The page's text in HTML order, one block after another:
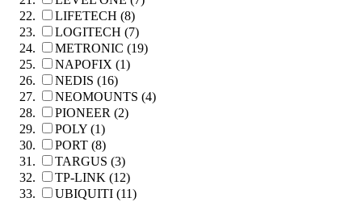
LIFETECH (8)
LOGITECH (7)
METRONIC (19)
NAPOFIX (1)
NEDIS (16)
NEOMOUNTS (4)
PIONEER (2)
POLY (1)
PORT (8)
TARGUS (3)
TP-LINK (12)
UBIQUITI (11)